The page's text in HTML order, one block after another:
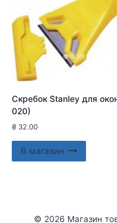
Скребок Stanley для
020)
₴ 32.00
В магазин
© 2026 Магазин